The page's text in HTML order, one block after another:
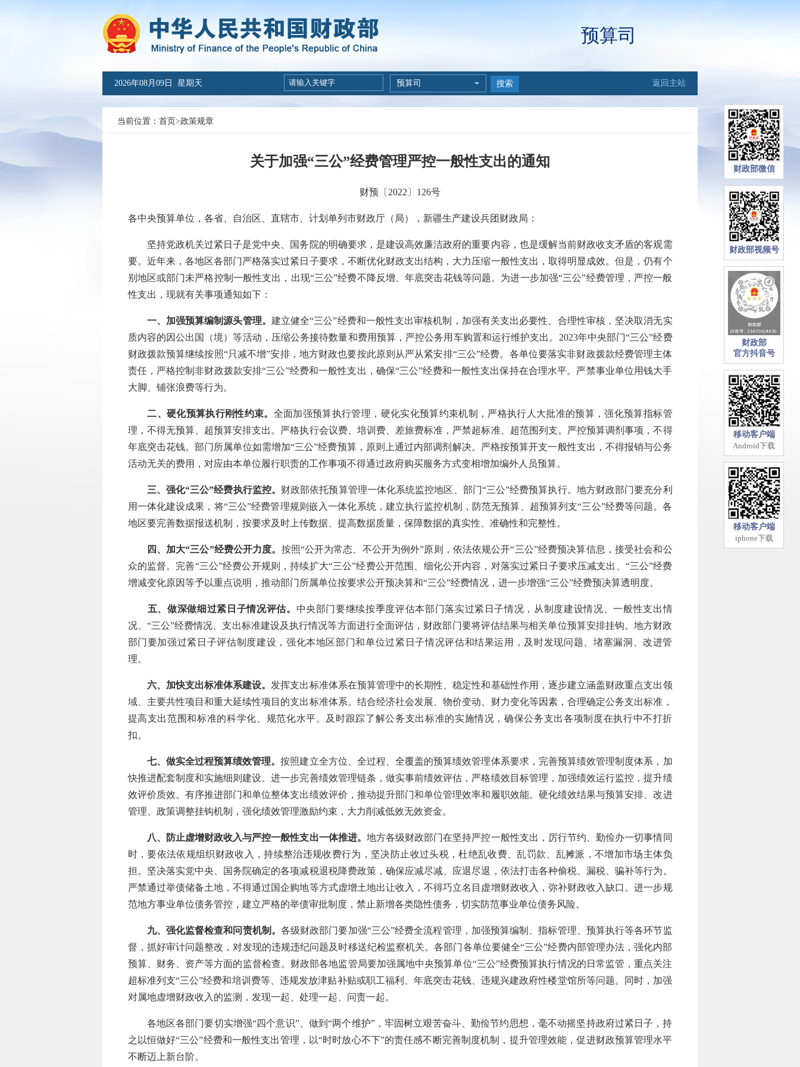
财政部微信
财政部视频号
财政部
官方抖音号
移动客户端
Android下载
移动客户端
iphone下载
预算司
2026年08月09日 星期天 预算司 搜索 返回主站
当前位置： 首页>政策规章
关于加强“三公”经费管理严控一般性支出的通知
财预〔2022〕126号
各中央预算单位，各省、自治区、直辖市、计划单列市财政厅（局），新疆生产建设兵团财政局：
坚持党政机关过紧日子是党中央、国务院的明确要求，是建设高效廉洁政府的重要内容，也是缓解当前财政收支矛盾的客观需
要。近年来，各地区各部门严格落实过紧日子要求，不断优化财政支出结构，大力压缩一般性支出，取得明显成效。但是，仍有个
别地区或部门未严格控制一般性支出，出现“三公”经费不降反增、年底突击花钱等问题。为进一步加强“三公”经费管理，严控一般
性支出，现就有关事项通知如下：
一、加强预算编制源头管理。 建立健全“三公”经费和一般性支出审核机制，加强有关支出必要性、合理性审核，坚决取消无实
质内容的因公出国（境）等活动，压缩公务接待数量和费用预算，严控公务用车购置和运行维护支出。2023年中央部门“三公”经费
财政拨款预算继续按照“只减不增”安排，地方财政也要按此原则从严从紧安排“三公”经费。各单位要落实非财政拨款经费管理主体
责任，严格控制非财政拨款安排“三公”经费和一般性支出，确保“三公”经费和一般性支出保持在合理水平。严禁事业单位用钱大手
大脚、铺张浪费等行为。
二、硬化预算执行刚性约束。 全面加强预算执行管理，硬化实化预算约束机制，严格执行人大批准的预算，强化预算指标管
理，不得无预算、超预算安排支出。严格执行会议费、培训费、差旅费标准，严禁超标准、超范围列支。严控预算调剂事项，不得
年底突击花钱。部门所属单位如需增加“三公”经费预算，原则上通过内部调剂解决。严格按预算开支一般性支出，不得报销与公务
活动无关的费用，对应由本单位履行职责的工作事项不得通过政府购买服务方式变相增加编外人员预算。
三、强化“三公”经费执行监控。 财政部依托预算管理一体化系统监控地区、部门“三公”经费预算执行。地方财政部门要充分利
用一体化建设成果，将“三公”经费管理规则嵌入一体化系统，建立执行监控机制，防范无预算、超预算列支“三公”经费等问题。各
地区要完善数据报送机制，按要求及时上传数据、提高数据质量，保障数据的真实性、准确性和完整性。
四、加大“三公”经费公开力度。 按照“公开为常态、不公开为例外”原则，依法依规公开“三公”经费预决算信息，接受社会和公
众的监督。完善“三公”经费公开规则，持续扩大“三公”经费公开范围、细化公开内容，对落实过紧日子要求压减支出、“三公”经费
增减变化原因等予以重点说明，推动部门所属单位按要求公开预决算和“三公”经费情况，进一步增强“三公”经费预决算透明度。
五、做深做细过紧日子情况评估。 中央部门要继续按季度评估本部门落实过紧日子情况，从制度建设情况、一般性支出情
况、“三公”经费情况、支出标准建设及执行情况等方面进行全面评估，财政部门要将评估结果与相关单位预算安排挂钩。地方财政
部门要加强过紧日子评估制度建设，强化本地区部门和单位过紧日子情况评估和结果运用，及时发现问题、堵塞漏洞、改进管
理。
六、加快支出标准体系建设。 发挥支出标准体系在预算管理中的长期性、稳定性和基础性作用，逐步建立涵盖财政重点支出领
域、主要共性项目和重大延续性项目的支出标准体系。结合经济社会发展、物价变动、财力变化等因素，合理确定公务支出标准，
提高支出范围和标准的科学化、规范化水平。及时跟踪了解公务支出标准的实施情况，确保公务支出各项制度在执行中不打折
扣。
七、做实全过程预算绩效管理。按照建立全方位、全过程、全覆盖的预算绩效管理体系要求，完善预算绩效管理制度体系，加
快推进配套制度和实施细则建设。进一步完善绩效管理链条，做实事前绩效评估，严格绩效目标管理，加强绩效运行监控，提升绩
效评价质效。有序推进部门和单位整体支出绩效评价，推动提升部门和单位管理效率和履职效能。硬化绩效结果与预算安排、改进
管理、政策调整挂钩机制，强化绩效管理激励约束，大力削减低效无效资金。
八、防止虚增财政收入与严控一般性支出一体推进。 地方各级财政部门在坚持严控一般性支出，厉行节约、勤俭办一切事情同
时，要依法依规组织财政收入，持续整治违规收费行为，坚决防止收过头税，杜绝乱收费、乱罚款、乱摊派，不增加市场主体负
担。坚决落实党中央、国务院确定的各项减税退税降费政策，确保应减尽减、应退尽退，依法打击各种偷税、漏税、骗补等行为。
严禁通过举债储备土地，不得通过国企购地等方式虚增土地出让收入，不得巧立名目虚增财政收入，弥补财政收入缺口。进一步规
范地方事业单位债务管控，建立严格的举债审批制度，禁止新增各类隐性债务，切实防范事业单位债务风险。
九、强化监督检查和问责机制。 各级财政部门要加强“三公”经费全流程管理，加强预算编制、指标管理、预算执行等各环节监
督，抓好审计问题整改，对发现的违规违纪问题及时移送纪检监察机关。各部门各单位要健全“三公”经费内部管理办法，强化内部
预算、财务、资产等方面的监督检查。财政部各地监管局要加强属地中央预算单位“三公”经费预算执行情况的日常监管，重点关注
超标准列支“三公”经费和培训费等、违规发放津贴补贴或职工福利、年底突击花钱、违规兴建政府性楼堂馆所等问题。同时，加强
对属地虚增财政收入的监测，发现一起、处理一起、问责一起。
各地区各部门要切实增强“四个意识”、做到“两个维护”，牢固树立艰苦奋斗、勤俭节约思想，毫不动摇坚持政府过紧日子，持
之以恒做好“三公”经费和一般性支出管理，以“时时放心不下”的责任感不断完善制度机制，提升管理效能，促进财政预算管理水平
不断迈上新台阶。